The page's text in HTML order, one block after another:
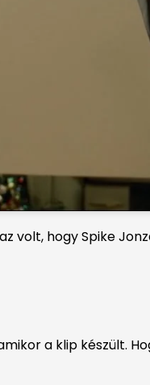
volt, hogy Spike
a klip készült.